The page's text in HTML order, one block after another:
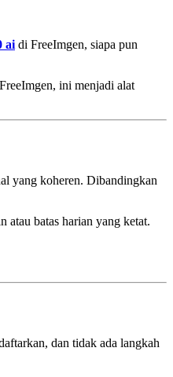
ai di FreeImgen, siapa pun
ini menjadi alat
yang koheren. Dibandingkan
atau batas harian yang ketat.
dan tidak ada langkah